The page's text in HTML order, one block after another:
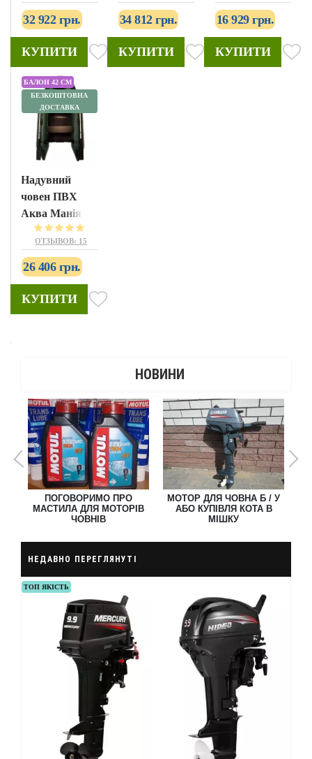
32 922 грн.
КУПИТИ
34 812 грн.
КУПИТИ
16 929 грн.
КУПИТИ
БАЛОН 42 СМ
БЕЗКОШТОВНА
ДОСТАВКА
Надувний
човен ПВХ
Аква Манія
АМК-270
ОТЗЫВОВ: 15
26 406 грн.
КУПИТИ
ПОГОВОРИМО ПРО
МАСТИЛА ДЛЯ МОТОРІВ
ЧОВНІВ
МОТОР ДЛЯ ЧОВНА Б / У
АБО КУПІВЛЯ КОТА В
МІШКУ
НЕДАВНО ПЕРЕГЛЯНУТІ
ТОП ЯКІСТЬ